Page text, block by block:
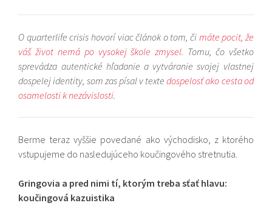
O quarterlife crisis hovorí viac článok o tom, či máte pocit, že
váš život nemá po vysokej škole zmysel. Tomu, čo všetko
sprevádza autentické hľadanie a vytváranie svojej vlastnej
dospelej identity, som zas písal v textedospelosť ako cesta od
osamelosti k nezávislosti.
Berme teraz vyššie povedané ako východisko, z ktorého
vstupujeme do nasledujúceho koučingového stretnutia.
Gringovia a pred nimi tí, ktorým treba sťať hlavu:
koučingová kazuistika